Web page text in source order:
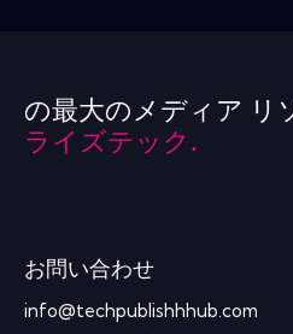
の最大のメディア リ
ライズテック.
お問い合わせ
info@techpublishhhub.com